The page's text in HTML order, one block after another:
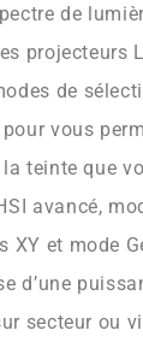
de
projecteurs
de
vous
teinte que
avancé,
XY et mode
d’une
secteur ou